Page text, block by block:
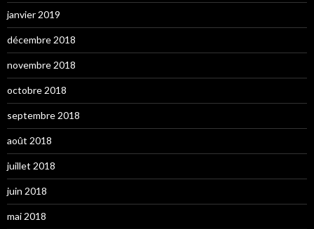
janvier 2019
décembre 2018
novembre 2018
octobre 2018
septembre 2018
août 2018
juillet 2018
juin 2018
mai 2018